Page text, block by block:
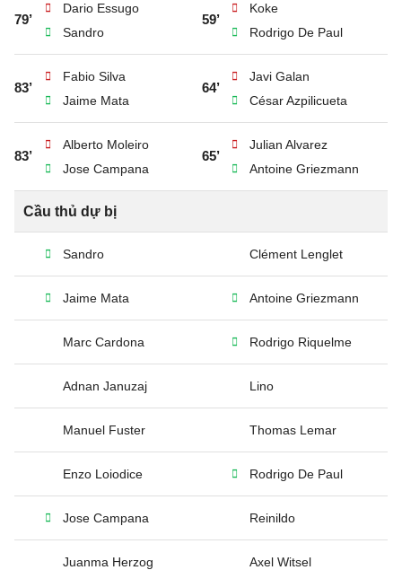
79’
Dario Essugo
Sandro
59’
Koke
Rodrigo De Paul
83’
Fabio Silva
Jaime Mata
64’
Javi Galan
César Azpilicueta
83’
Alberto Moleiro
Jose Campana
65’
Julian Alvarez
Antoine Griezmann
Cầu thủ dự bị
Sandro Clément Lenglet
Jaime Mata Antoine Griezmann
Marc Cardona Rodrigo Riquelme
Adnan Januzaj Lino
Manuel Fuster Thomas Lemar
Enzo Loiodice Rodrigo De Paul
Jose Campana Reinildo
Juanma Herzog Axel Witsel